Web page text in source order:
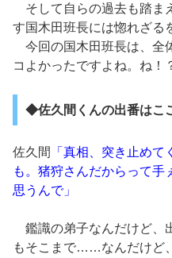
そして自らの過去も踏ま
す国木田班長には惚れざる
今回の国木田班長は、全
コよかったですよね。ね！
◆佐久間くんの出番はこ
佐久間
「真相、突き止め
も。猪狩さんだからって手
思うんで」
鑑識の弟子なんだけど、
もそこまで……なんだけど